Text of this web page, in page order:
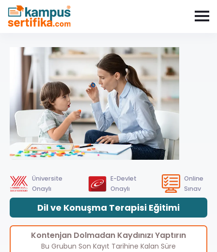
Üniversite
Onaylı
E-Devlet
Onaylı
Online
Sınav
Dil ve Konuşma Terapisi Eğitimi
Kontenjan Dolmadan Kaydınızı Yaptırın
Bu Grubun Son Kayıt Tarihine Kalan Süre